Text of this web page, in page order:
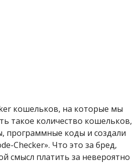
кошельков, на которые мы
такое количество кошельков,
программные коды и создали
Checker». Что это за бред,
смысл платить за невероятно